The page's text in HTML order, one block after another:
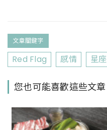
文章關鍵字
Red Flag 感情 星座
您也可能喜歡這些文章